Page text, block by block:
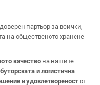
партьор за всички,
на общественото хранене
качество на нашите
и логистична
и удовлетвореност от